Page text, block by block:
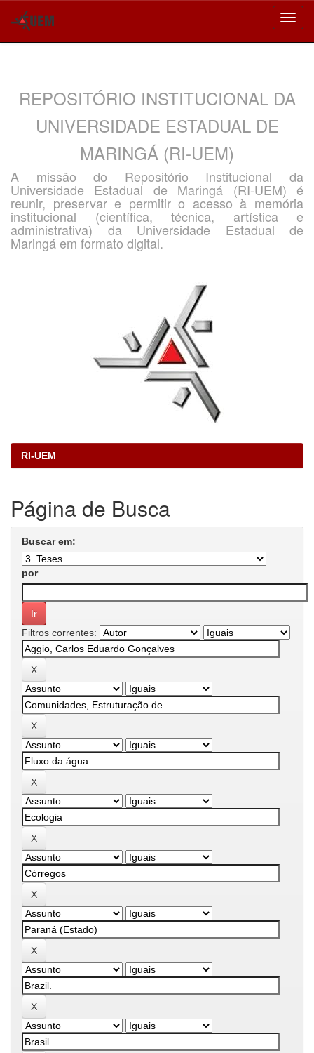
REPOSITÓRIO INSTITUCIONAL DA
UNIVERSIDADE ESTADUAL DE
MARINGÁ (RI-UEM)
A missão do Repositório Institucional da
Universidade Estadual de Maringá (RI-UEM) é
reunir, preservar e permitir o acesso à memória
institucional (científica, técnica, artística e
administrativa) da Universidade Estadual de
Maringá em formato digital.
RI-UEM
Página de Busca
Buscar em:
por
Filtros correntes: